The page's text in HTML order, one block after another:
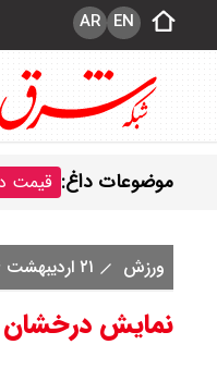
EN
AR
موضوعات داغ: قیمت
ورزش ۲۱ اردیبهشت ۱۴۰۴
نمایش درخشان